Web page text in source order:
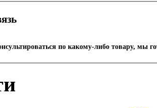
по какому-либо товару, мы